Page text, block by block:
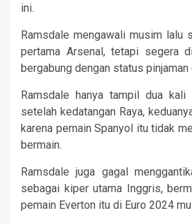
ini.
Ramsdale mengawali musim lalu
pertama Arsenal, tetapi segera
bergabung dengan status
Ramsdale hanya tampil dua
setelah kedatangan Raya,
karena pemain Spanyol itu tidak
bermain.
Ramsdale juga gagal
sebagai kiper utama Inggris,
pemain Everton itu di Euro 2024